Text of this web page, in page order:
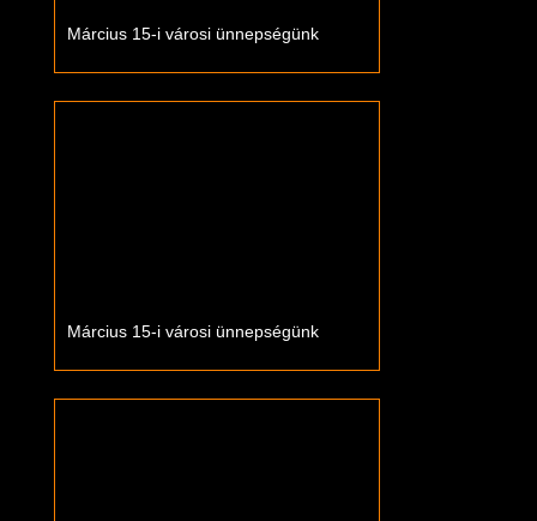
Március 15-i városi ünnepségünk
Március 15-i városi ünnepségünk